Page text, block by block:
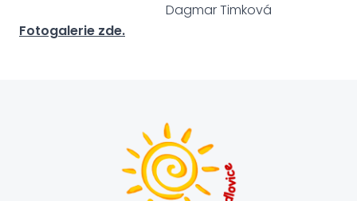
Dagmar Timková
Fotogalerie zde.